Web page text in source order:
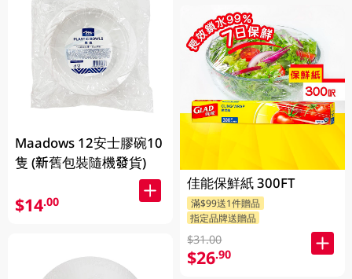
Maadows 12安士膠碗10
隻 (新舊包裝隨機發貨)
$14.00
佳能保鮮紙 300FT
滿$99送1件贈品
指定品牌送贈品
$31.00
$26.90